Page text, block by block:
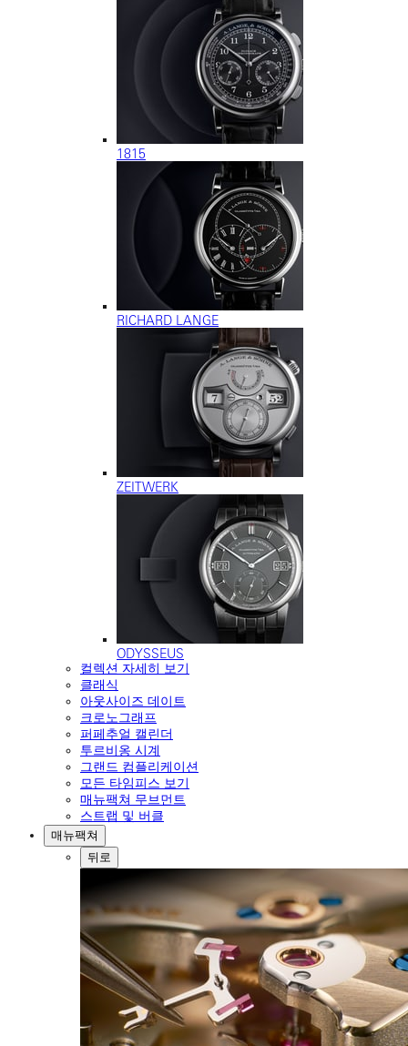
1815
RICHARD LANGE
ZEITWERK
ODYSSEUS
컬렉션 자세히 보기
클래식
아웃사이즈 데이트
크로노그래프
퍼페추얼 캘린더
투르비옹 시계
그랜드 컴플리케이션
모든 타임피스 보기
매뉴팩쳐 무브먼트
스트랩 및 버클
매뉴팩쳐
뒤로